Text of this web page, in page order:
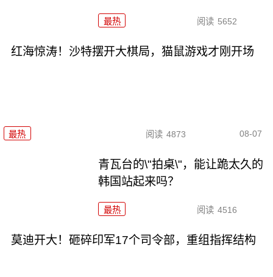
最热 阅读 5652
红海惊涛！沙特摆开大棋局，猫鼠游戏才刚开场
最热 阅读 4873 08-07
青瓦台的\"拍桌\"，能让跪太久的
韩国站起来吗？
最热 阅读 4516
莫迪开大！砸碎印军17个司令部，重组指挥结构